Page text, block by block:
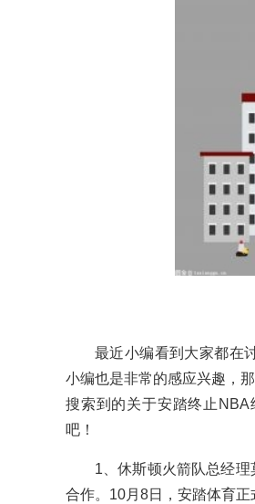
最近小编看到大家都在
小编也是非常的感应兴趣，
搜索到的关于安踏终止
吧！
1、休斯顿火箭队总经
合作。10月8日，安踏体育正